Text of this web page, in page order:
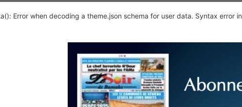
Error when decoding a theme.json schema for user data. Syntax error in